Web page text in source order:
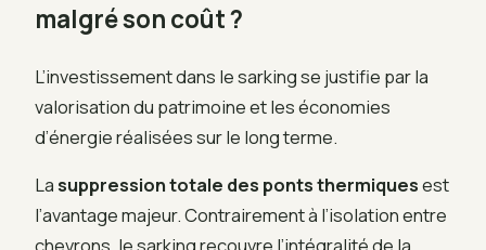
malgré son coût ?
L’investissement dans le sarking se justifie par la
valorisation du patrimoine et les économies
d’énergie réalisées sur le long terme.
Lasuppression totale des ponts thermiquesest
l’avantage majeur. Contrairement à l’isolation entre